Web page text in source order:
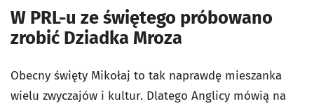
W PRL-u ze świętego próbowano
zrobić Dziadka Mroza
Obecny święty Mikołaj to tak naprawdę mieszanka
wielu zwyczajów i kultur. Dlatego Anglicy mówią na